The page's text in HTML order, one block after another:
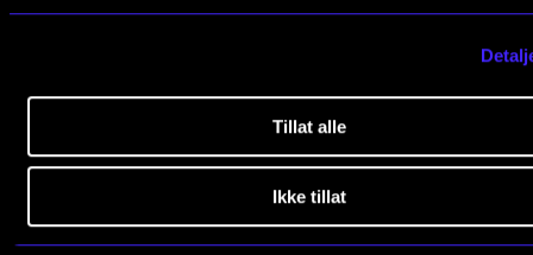
Tillat alle
Ikke tillat
0369 Oslo, Norway
+47 23 36 70 00